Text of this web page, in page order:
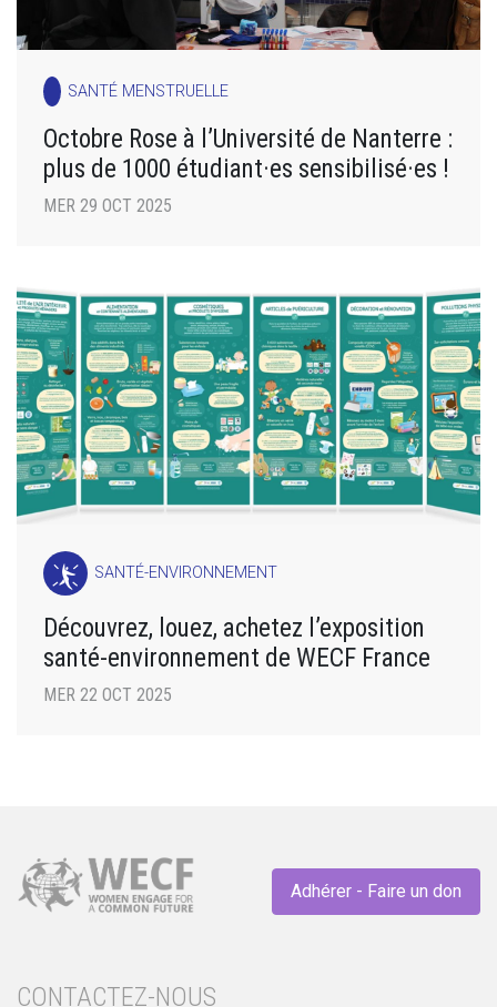
SANTÉ MENSTRUELLE
Octobre Rose à l’Université de Nanterre :
plus de 1000 étudiant·es sensibilisé·es !
MER 29 OCT 2025
SANTÉ-ENVIRONNEMENT
Découvrez, louez, achetez l’exposition
santé-environnement de WECF France
MER 22 OCT 2025
Adhérer - Faire un don
CONTACTEZ-NOUS